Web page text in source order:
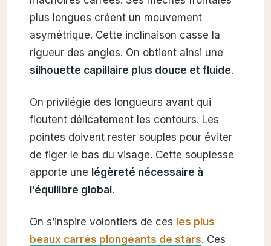
plus longues créent un mouvement
asymétrique. Cette inclinaison casse la
rigueur des angles. On obtient ainsi une
silhouette capillaire plus douce et fluide.
On privilégie des longueurs avant qui
floutent délicatement les contours. Les
pointes doivent rester souples pour éviter
de figer le bas du visage. Cette souplesse
apporte une légèreté nécessaire à
l’équilibre global.
On s’inspire volontiers de ces les plus
beaux carrés plongeants de stars. Ces